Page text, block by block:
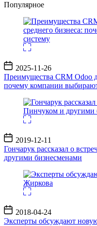
Популярное
Дата
записи
2025-11-26
Преимущества CRM Odoo
почему компании
Дата
записи
2019-12-11
Гончарук рассказал о
другими бизнесменами
Дата
записи
2018-04-24
Эксперты обсуждают